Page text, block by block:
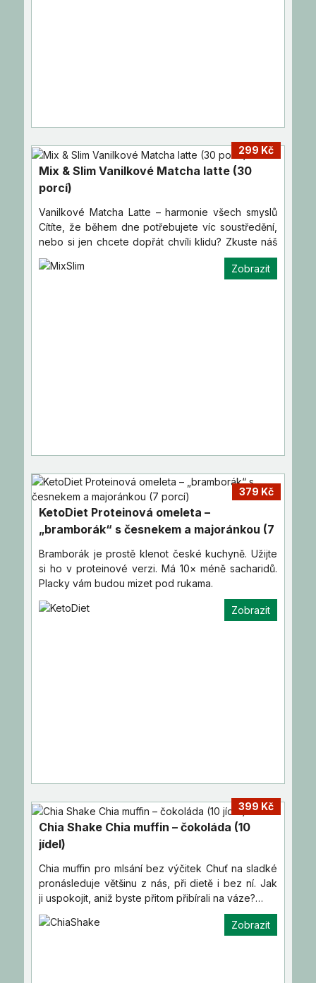
299 Kč
Mix & Slim Vanilkové Matcha latte (30
porcí)
Vanilkové Matcha Latte – harmonie všech smyslů
Cítíte, že během dne potřebujete víc soustředění,
nebo si jen chcete dopřát chvíli klidu? Zkuste náš
zelený…
Zobrazit
379 Kč
KetoDiet Proteinová omeleta –
„bramborák“ s česnekem a majoránkou (7
porcí)
Bramborák je prostě klenot české kuchyně. Užijte
si ho v proteinové verzi. Má 10× méně sacharidů.
Placky vám budou mizet pod rukama.
Zobrazit
399 Kč
Chia Shake Chia muffin – čokoláda (10
jídel)
Chia muffin pro mlsání bez výčitek Chuť na sladké
pronásleduje většinu z nás, při dietě i bez ní. Jak
ji uspokojit, aniž byste přitom přibírali na váze?…
Zobrazit